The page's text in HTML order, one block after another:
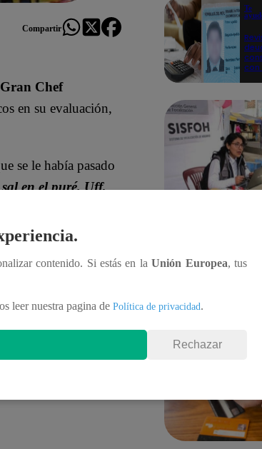
Compartir
Chef
en su evaluación,
se le había pasado
en el puré. Uff,
fuerte para el plato
Aguilar, Rocky
la temida
Te
con
Revisa con tu
como pobre, de
contenido. Si estás en laUnión Europea, tus
leer nuestra pagina de Política de privacidad.
Rechazar